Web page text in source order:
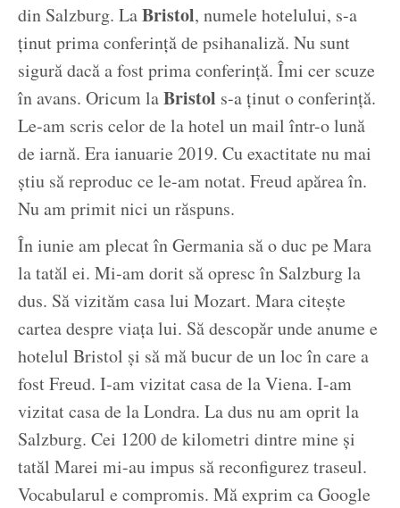
din Salzburg. LaBristol, numele hotelului, s-a
ținut prima conferință de psihanaliză. Nu sunt
sigură dacă a fost prima conferință. Îmi cer scuze
în avans. Oricum laBristol s-a ținut o conferință.
Le-am scris celor de la hotel un mail într-o lună
de iarnă. Era ianuarie 2019. Cu exactitate nu mai
știu să reproduc ce le-am notat. Freud apărea în.
Nu am primit nici un răspuns.
În iunie am plecat în Germania să o duc pe Mara
la tatăl ei. Mi-am dorit să opresc în Salzburg la
dus. Să vizităm casa lui Mozart. Mara citește
cartea despre viața lui. Să descopăr unde anume e
hotelul Bristol și să mă bucur de un loc în care a
fost Freud. I-am vizitat casa de la Viena. I-am
vizitat casa de la Londra. La dus nu am oprit la
Salzburg. Cei 1200 de kilometri dintre mine și
tatăl Marei mi-au impus să reconfigurez traseul.
Vocabularul e compromis. Mă exprim ca Google